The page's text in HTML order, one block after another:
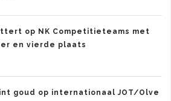
op NK Competitieteams met
en vierde plaats
goud op internationaal JOT/Olve